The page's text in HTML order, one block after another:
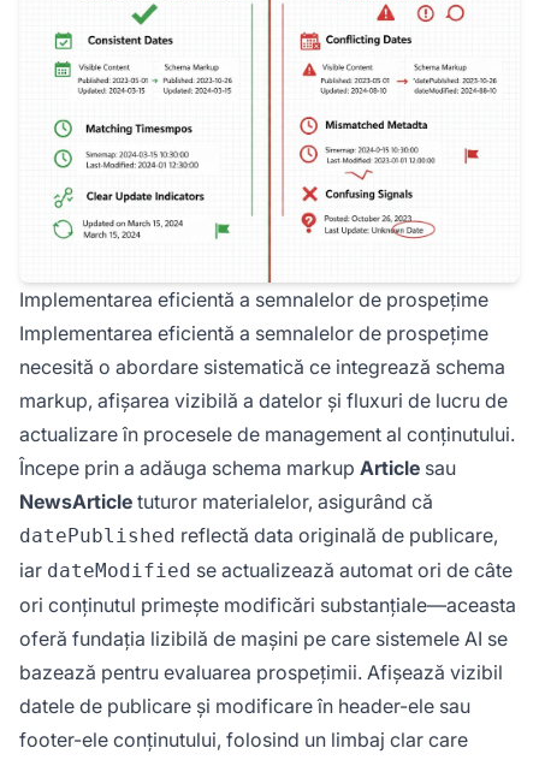
Implementarea eficientă a semnalelor de prospețime
Implementarea eficientă a semnalelor de prospețime
necesită o abordare sistematică ce integrează schema
markup, afișarea vizibilă a datelor și fluxuri de lucru de
actualizare în procesele de management al conținutului.
Începe prin a adăuga schema markup Article sau
NewsArticle tuturor materialelor, asigurând că
datePublished reflectă data originală de publicare,
iar dateModified se actualizează automat ori de câte
ori conținutul primește modificări substanțiale—aceasta
oferă fundația lizibilă de mașini pe care sistemele AI se
bazează pentru evaluarea prospețimii. Afișează vizibil
datele de publicare și modificare în header-ele sau
footer-ele conținutului, folosind un limbaj clar care